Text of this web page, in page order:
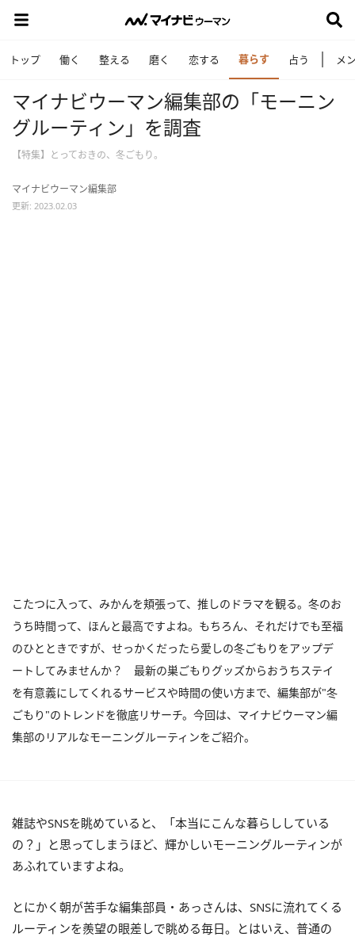
トップ 働く 整える 磨く 恋する 暮らす 占う メ
マイナビウーマン編集部の「モーニン
グルーティン」を調査
【特集】とっておきの、冬ごもり。
マイナビウーマン編集部
更新: 2023.02.03
こたつに入って、みかんを頬張って、推しのドラマを観る。冬のお
うち時間って、ほんと最高ですよね。もちろん、それだけでも至福
のひとときですが、せっかくだったら愛しの冬ごもりをアップデ
ートしてみませんか？ 最新の巣ごもりグッズからおうちステイ
を有意義にしてくれるサービスや時間の使い方まで、編集部が"冬
ごもり"のトレンドを徹底リサーチ。今回は、マイナビウーマン編
集部のリアルなモーニングルーティンをご紹介。
雑誌やSNSを眺めていると、「本当にこんな暮らししている
の？」と思ってしまうほど、輝かしいモーニングルーティンが
あふれていますよね。
とにかく朝が苦手な編集部員・あっさんは、 SNSに流れてくる
ルーティンを羨望の眼差しで眺める毎日。とはいえ、普通の